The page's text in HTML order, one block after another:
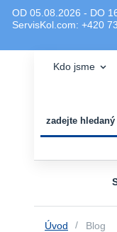
OD 05.08.2026 - DO
ServisKol.com: +420
Kdo jsme
Úvod Blog